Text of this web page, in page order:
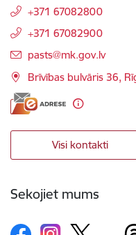
+371 67082800
+371 67082900
E-pasts:
pasts@mk.gov.lv
Brīvības bulvāris 36,
Visi kontakti
Sekojiet mums